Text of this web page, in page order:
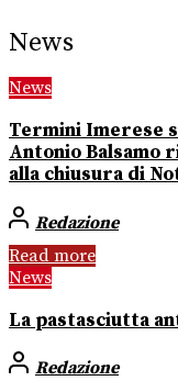
News
News
Termini Imerese
Antonio Balsamo
alla chiusura di
Redazione
Read more
News
La pastasciutta
Redazione